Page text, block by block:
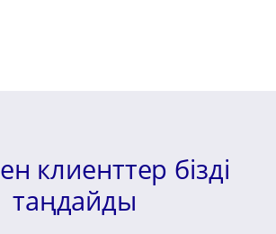
клиенттер бізді
таңдайды